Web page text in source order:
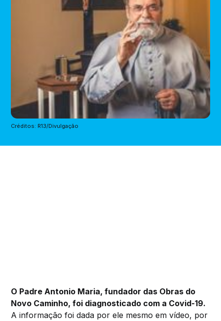
Créditos: R13/Divulgação
O Padre Antonio Maria, fundador das Obras do
Novo Caminho, foi diagnosticado com a Covid-19.
A informação foi dada por ele mesmo em vídeo, por